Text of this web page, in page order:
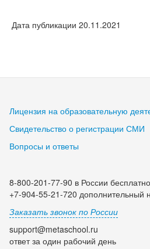
Дата публикации 20.11.2021
Лицензия на образовательную
Свидетельство о регистрации СМИ
Вопросы и ответы
8-800-201-77-90 в России бесплатно
+7-904-55-21-720 дополнительный
Заказать звонок по России
support@metaschool.ru
ответ за один рабочий день